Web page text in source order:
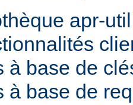
apr-
à base de
à base de